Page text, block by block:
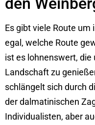
Es gibt viele Route um
egal, welche Route
ist es lohnenswert,
Landschaft zu
schlängelt sich durch
der dalmatinischen
Individualisten, aber